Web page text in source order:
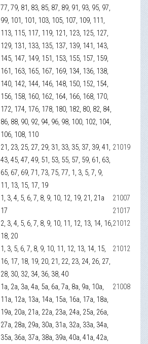
77, 79, 81, 83, 85, 87, 89, 91, 93, 95, 97,
99, 101, 101, 103, 105, 107, 109, 111,
113, 115, 117, 119, 121, 123, 125, 127,
129, 131, 133, 135, 137, 139, 141, 143,
145, 147, 149, 151, 153, 155, 157, 159,
161, 163, 165, 167, 169, 134, 136, 138,
140, 142, 144, 146, 148, 150, 152, 154,
156, 158, 160, 162, 164, 166, 168, 170,
172, 174, 176, 178, 180, 182, 80, 82, 84,
86, 88, 90, 92, 94, 96, 98, 100, 102, 104,
106, 108, 110
21, 23, 25, 27, 29, 31, 33, 35, 37, 39, 41,
43, 45, 47, 49, 51, 53, 55, 57, 59, 61, 63,
65, 67, 69, 71, 73, 75, 77, 1, 3, 5, 7, 9,
11, 13, 15, 17, 19
21019
1, 3, 4, 5, 6, 7, 8, 9, 10, 12, 19, 21, 21а
21007
17
21017
2, 3, 4, 5, 6, 7, 8, 9, 10, 11, 12, 13, 14, 16,
18, 20
21012
1, 3, 5, 6, 7, 8, 9, 10, 11, 12, 13, 14, 15,
16, 17, 18, 19, 20, 21, 22, 23, 24, 26, 27,
28, 30, 32, 34, 36, 38, 40
21012
1а, 2а, 3а, 4а, 5а, 6а, 7а, 8а, 9а, 10а,
11а, 12а, 13а, 14а, 15а, 16а, 17а, 18а,
19а, 20а, 21а, 22а, 23а, 24а, 25а, 26а,
27а, 28а, 29а, 30а, 31а, 32а, 33а, 34а,
35а, 36а, 37а, 38а, 39а, 40а, 41а, 42а,
21008